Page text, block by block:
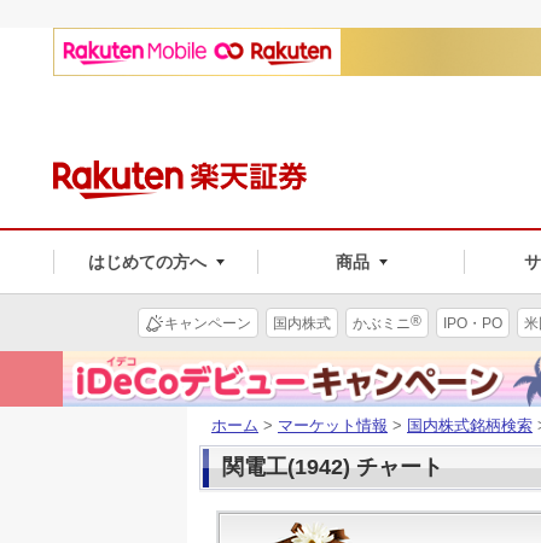
はじめての方へ 商品
キャンペーン 国内株式 かぶミニ® IPO・PO
ホーム > マーケット情報 > 国内株式銘柄検索
関電工(1942) チャート